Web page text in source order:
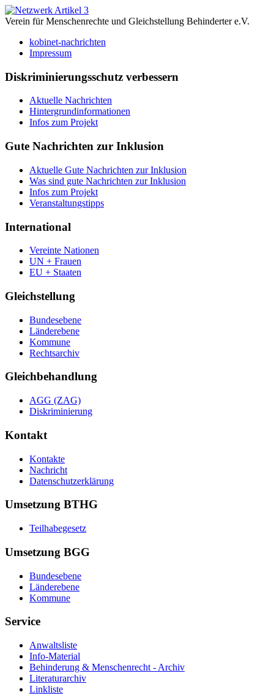
Verein für Menschenrechte und Gleichstellung Behinderter e.V.
kobinet-nachrichten
Impressum
Diskriminierungsschutz verbessern
Aktuelle Nachrichten
Hintergrundinformationen
Infos zum Projekt
Gute Nachrichten zur Inklusion
Aktuelle Gute Nachrichten zur Inklusion
Was sind gute Nachrichten zur Inklusion
Infos zum Projekt
Veranstaltungstipps
International
Vereinte Nationen
UN + Frauen
EU + Staaten
Gleichstellung
Bundesebene
Länderebene
Kommune
Rechtsarchiv
Gleichbehandlung
AGG (ZAG)
Diskriminierung
Kontakt
Kontakte
Nachricht
Datenschutzerklärung
Umsetzung BTHG
Teilhabegesetz
Umsetzung BGG
Bundesebene
Länderebene
Kommune
Service
Anwaltsliste
Info-Material
Behinderung & Menschenrecht - Archiv
Literaturarchiv
Linkliste